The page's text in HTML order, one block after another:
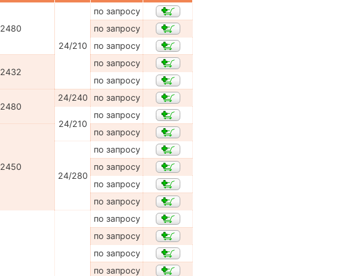
2480
24/210
по запросу
по запросу
по запросу
2432
по запросу
по запросу
2480
24/240
по запросу
24/210
по запросу
2450
по запросу
24/280
по запросу
по запросу
по запросу
по запросу
по запросу
по запросу
по запросу
по запросу